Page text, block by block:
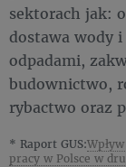
sektorach jak:
dostawa wody
odpadami,
budownictwo,
rybactwo oraz
* Raport GUS:
pracy w Polsce w